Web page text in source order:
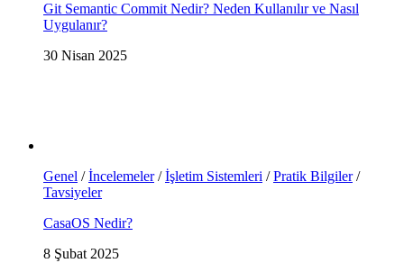
Git Semantic Commit Nedir? Neden Kullanılır ve Nasıl
Uygulanır?
30 Nisan 2025
Genel /İncelemeler/İşletim Sistemleri /Pratik Bilgiler/
Tavsiyeler
CasaOS Nedir?
8 Şubat 2025